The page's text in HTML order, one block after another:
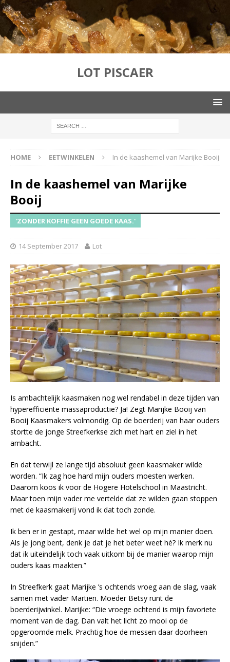
LOT PISCAER
HOME EETWINKELEN In de kaashemel van Marijke Booij
In de kaashemel van Marijke
Booij
'ZONDER KOFFIE GEEN GOEDE KAAS.'
14 September 2017 Lot
Is ambachtelijk kaasmaken nog wel rendabel in deze tijden van
hyperefficiënte massaproductie? Ja! Zegt Marijke Booij van
Booij Kaasmakers volmondig. Op de boerderij van haar ouders
stortte de jonge Streefkerkse zich met hart en ziel in het
ambacht.
En dat terwijl ze lange tijd absoluut geen kaasmaker wilde
worden. “Ik zag hoe hard mijn ouders moesten werken.
Daarom koos ik voor de Hogere Hotelschool in Maastricht.
Maar toen mijn vader me vertelde dat ze wilden gaan stoppen
met de kaasmakerij vond ik dat toch zonde.
Ik ben er in gestapt, maar wilde het wel op mijn manier doen.
Als je jong bent, denk je dat je het beter weet hè? Ik merk nu
dat ik uiteindelijk toch vaak uitkom bij de manier waarop mijn
ouders kaas maakten.”
In Streefkerk gaat Marijke ’s ochtends vroeg aan de slag, vaak
samen met vader Martien. Moeder Betsy runt de
boerderijwinkel. Marijke: “Die vroege ochtend is mijn favoriete
moment van de dag. Dan valt het licht zo mooi op de
opgeroomde melk. Prachtig hoe de messen daar doorheen
snijden.”